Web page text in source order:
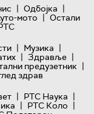
| Одбојка |
мото | Остали
| Музика |
| Здравље |
предузетник |
здрав
| РТС Наука |
| РТС Коло |